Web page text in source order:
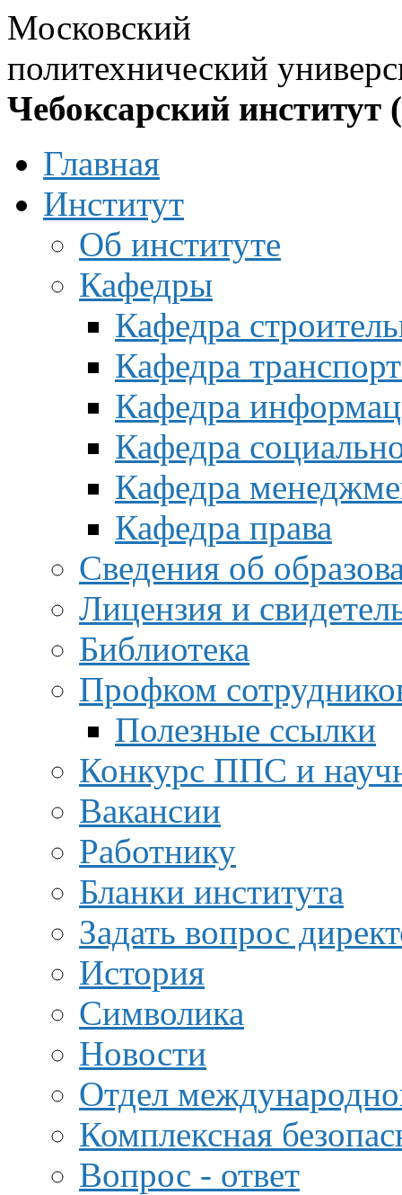
Московский
политехнический
Чебоксарский институт
Главная
Институт
Об институте
Кафедры
Кафедра
Кафедра
Кафедра
Кафедра
Кафедра
Кафедра права
Сведения об
Лицензия и
Библиотека
Профком
Полезные ссылки
Конкурс ППС и
Вакансии
Работнику
Бланки института
Задать вопрос
История
Символика
Новости
Отдел
Комплексная
Вопрос - ответ